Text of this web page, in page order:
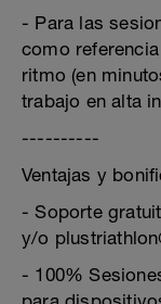
- Para las
como
ritmo (en
trabajo en alta
----------
Ventajas y
- Soporte
y/o
- 100%